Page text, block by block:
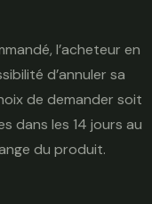
l’acheteur en
d’annuler sa
de demander soit
dans les 14 jours au
du produit.